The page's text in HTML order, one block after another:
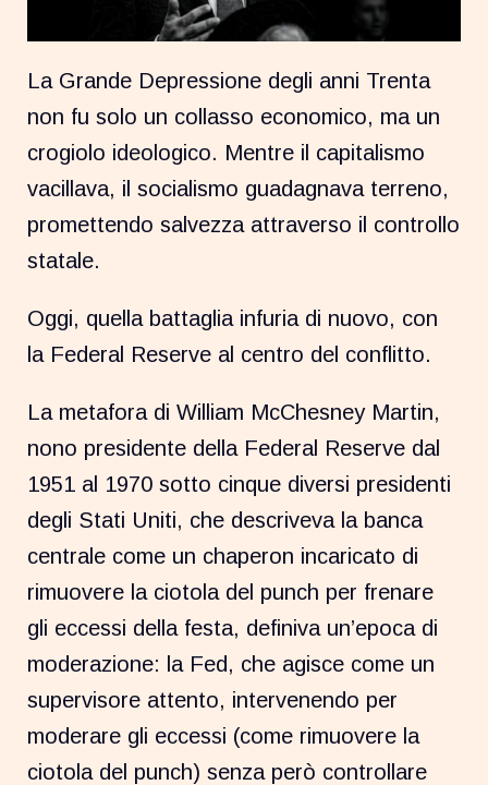
La Grande Depressione degli anni Trenta
non fu solo un collasso economico, ma un
crogiolo ideologico. Mentre il capitalismo
vacillava, il socialismo guadagnava terreno,
promettendo salvezza attraverso il controllo
statale.
Oggi, quella battaglia infuria di nuovo, con
la Federal Reserve al centro del conflitto.
La metafora di William McChesney Martin,
nono presidente della Federal Reserve dal
1951 al 1970 sotto cinque diversi presidenti
degli Stati Uniti, che descriveva la banca
centrale come un chaperon incaricato di
rimuovere la ciotola del punch per frenare
gli eccessi della festa, definiva un’epoca di
moderazione: la Fed, che agisce come un
supervisore attento, intervenendo per
moderare gli eccessi (come rimuovere la
ciotola del punch) senza però controllare